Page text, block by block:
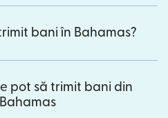
bani în Bahamas?
pot să trimit bani din